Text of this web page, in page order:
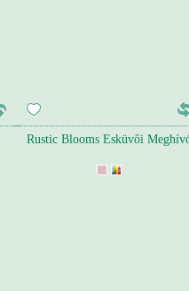
Rustic Blooms Esküvői